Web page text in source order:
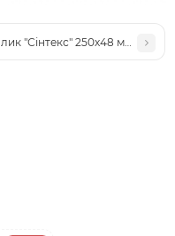
ванночка та пензлик
"Сінтекс" 250х48 мм з